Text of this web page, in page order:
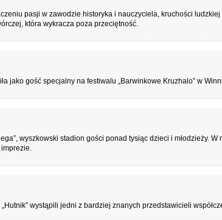
pasji w zawodzie historyka i nauczyciela, kruchości ludzkiej
która wykracza poza przeciętność.
jako gość specjalny na festiwalu „Barwinkowe Kruzhalo” w
wyszkowski stadion gości ponad tysiąc dzieci i młodzieży. W
wystąpili jedni z bardziej znanych przedstawicieli